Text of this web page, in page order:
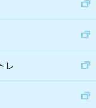
レ